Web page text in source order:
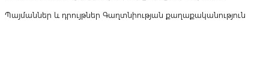
Պայմաններ և դրույթներ Գաղտնիության քաղաքականություն